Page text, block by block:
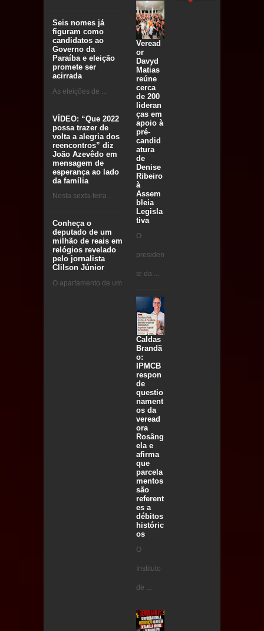
Seis nomes já
figuram como
candidatos ao
Governo da
Paraíba e eleição
promete ser
acirrada
As eleições de ...
VÍDEO: “Que 2022
possa trazer de
volta a alegria dos
reencontros” diz
João Azevêdo em
mensagem de
esperança ao lado
da família
Nesta sexta-feira ...
Conheça o
deputado de um
milhão de reais em
relógios revelado
pelo jornalista
Clilson Júnior
O apartamento de um
...
Veread
or
Davyd
Matias
reúne
cerca
de 200
lideran
ças em
apoio à
pré-
candid
atura
de
Denise
Ribeiro
à
Assem
bleia
Legisla
tiva
O
presiden
te da ...
Caldas
Brandã
o:
IPMCB
respon
de
questio
nament
os da
veread
ora
Rosâng
ela e
afirma
que
parcela
mentos
são
referent
es a
débitos
históric
os
O
Instituto
de ...